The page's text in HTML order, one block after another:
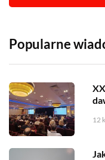
Popularne
12